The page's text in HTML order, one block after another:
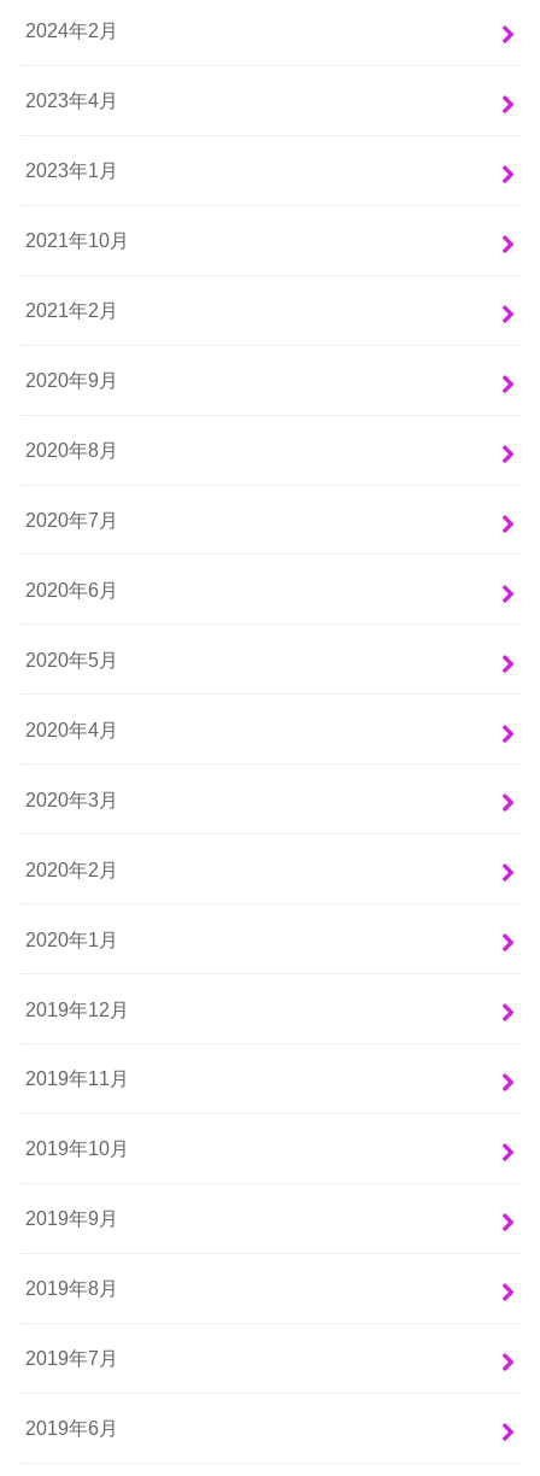
2024年2月
2023年4月
2023年1月
2021年10月
2021年2月
2020年9月
2020年8月
2020年7月
2020年6月
2020年5月
2020年4月
2020年3月
2020年2月
2020年1月
2019年12月
2019年11月
2019年10月
2019年9月
2019年8月
2019年7月
2019年6月